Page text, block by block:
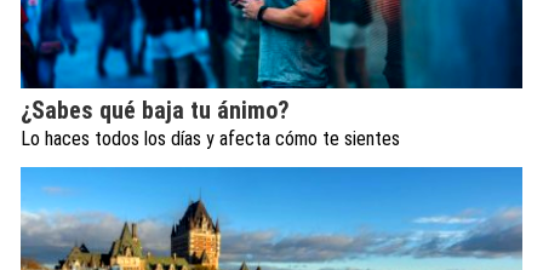
¿Sabes qué baja tu ánimo?
Lo haces todos los días y afecta cómo te sientes